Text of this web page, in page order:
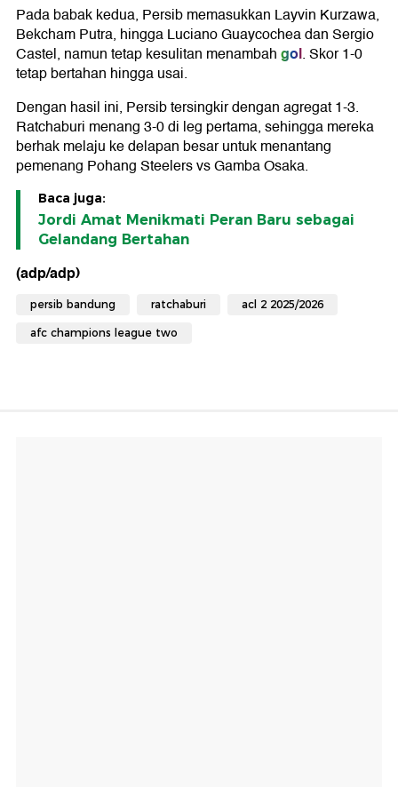
Pada babak kedua, Persib memasukkan Layvin Kurzawa,
Bekcham Putra, hingga Luciano Guaycochea dan Sergio
Castel, namun tetap kesulitan menambahgol. Skor 1-0
tetap bertahan hingga usai.
Dengan hasil ini, Persib tersingkir dengan agregat 1-3.
Ratchaburi menang 3-0 di leg pertama, sehingga mereka
berhak melaju ke delapan besar untuk menantang
pemenang Pohang Steelers vs Gamba Osaka.
Baca juga:
Jordi Amat Menikmati Peran Baru sebagai
Gelandang Bertahan
(adp/adp)
persib bandung ratchaburi acl 2 2025/2026
afc champions league two